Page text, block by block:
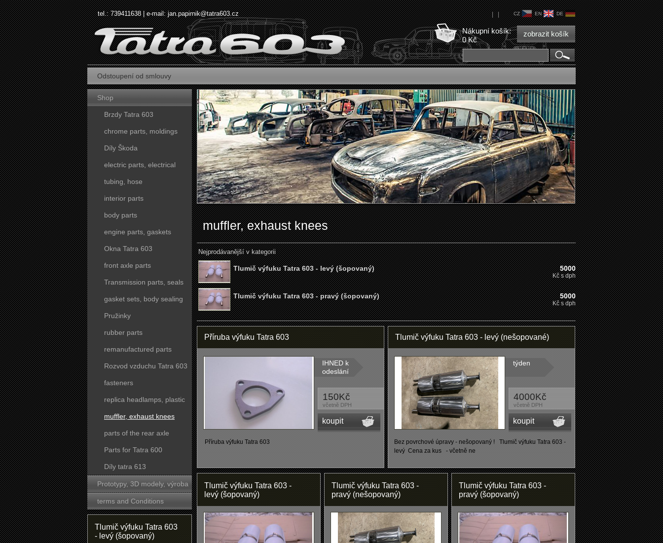
tel.: 739411638 | e-mail:jan.papirnik@tatra603.cz CZ EN DE
||
Nákupní košík:
0 Kč
zobrazit košík
Odstoupení od smlouvy
Shop
Brzdy Tatra 603
chrome parts, moldings
Díly Škoda
electric parts, electrical
tubing, hose
interior parts
body parts
engine parts, gaskets
Okna Tatra 603
front axle parts
Transmission parts, seals
gasket sets, body sealing
Pružinky
rubber parts
remanufactured parts
Rozvod vzduchu Tatra 603
fasteners
replica headlamps, plastic
parts
muffler, exhaust knees
parts of the rear axle
Parts for Tatra 600
Díly tatra 613
Prototypy, 3D modely, výroba
forem
terms and Conditions
Tlumič výfuku Tatra 603
- levý (šopovaný)
muffler, exhaust knees
Nejprodávanější v kategorii
Tlumič výfuku Tatra 603 - levý (šopovaný) 5000
Kč s dph
Tlumič výfuku Tatra 603 - pravý (šopovaný) 5000
Kč s dph
Příruba výfuku Tatra 603
IHNED k
odeslání
150Kč
včetně DPH
koupit
Příruba výfuku Tatra 603
Tlumič výfuku Tatra 603 - levý (nešopované)
týden
4000Kč
včetně DPH
koupit
Bez povrchové úpravy - nešopovaný ! Tlumič výfuku Tatra 603 -
levý Cena za kus - včetně ne
Tlumič výfuku Tatra 603 -
levý (šopovaný)
Tlumič výfuku Tatra 603 -
pravý (nešopovaný)
Tlumič výfuku Tatra 603 -
pravý (šopovaný)